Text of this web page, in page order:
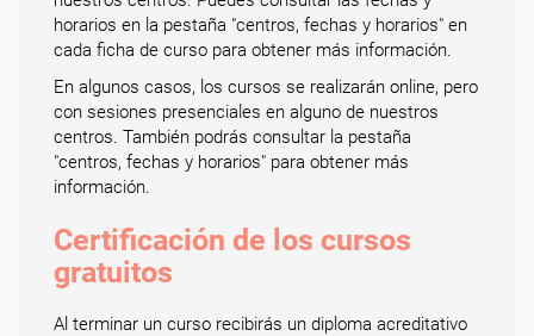
horarios en la pestaña "centros, fechas y horarios" en
cada ficha de curso para obtener más información.
En algunos casos, los cursos se realizarán online, pero
con sesiones presenciales en alguno de nuestros
centros. También podrás consultar la pestaña
"centros, fechas y horarios" para obtener más
información.
Certificación de los cursos
gratuitos
Al terminar un curso recibirás un diploma acreditativo